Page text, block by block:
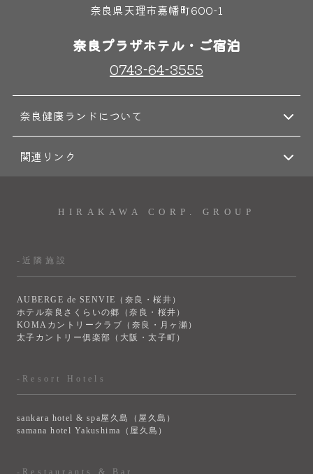
奈良県天理市嘉幡町600-1
奈良プラザホテル・ご宿泊
0743-64-3555
奈良健康ランドについて
関連リンク
HIRAKAWA CORP. GROUP
-近隣施設
AUBERGE de SENVIE（奈良・桜井）
ホテル奈良さくらいの郷（奈良・桜井）
KOMAカントリークラブ（奈良・月ヶ瀬）
太子カントリー俱楽部（大阪・太子町）
-Resort Hotels
sankara hotel & spa屋久島（屋久島）
samana hotel Yakushima（屋久島）
-Restaurants & Bar